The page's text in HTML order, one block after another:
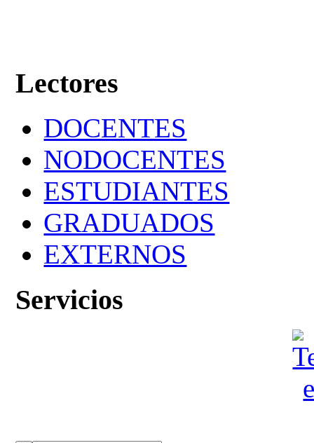
Lectores
DOCENTES
NODOCENTES
ESTUDIANTES
GRADUADOS
EXTERNOS
Servicios